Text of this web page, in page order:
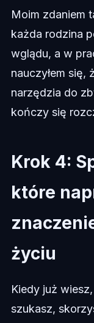
Moim zdaniem
każda rodzina
wglądu, a w
nauczyłem
narzędzia do
kończy się
Krok 4:
które
życiu
Kiedy już
szukasz,